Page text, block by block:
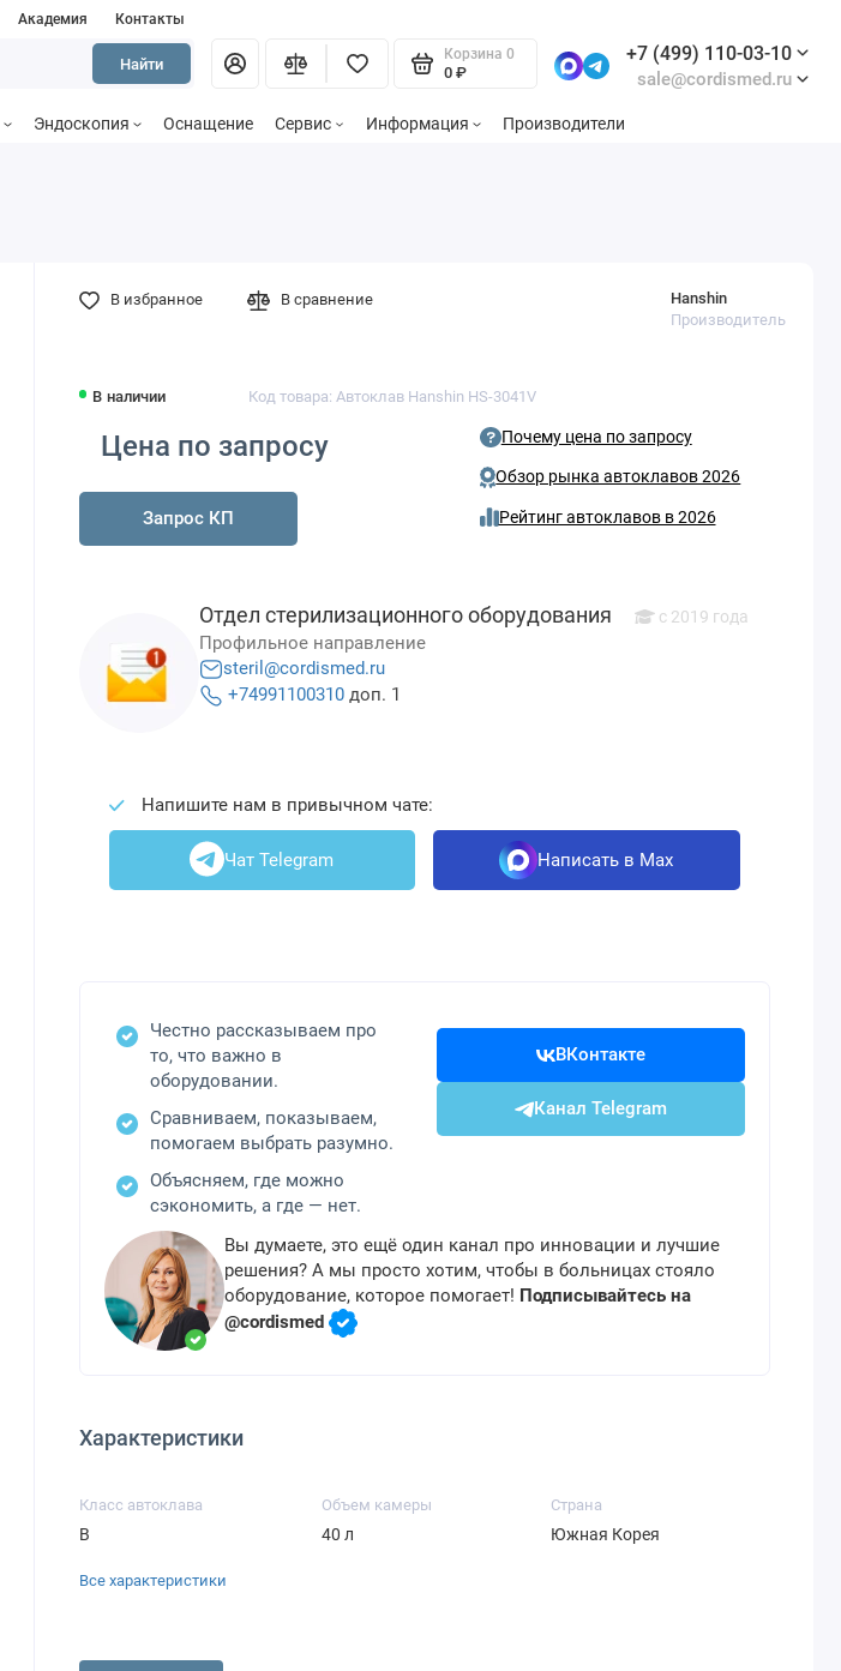
Академия Контакты
Найти
Корзина 0
0 ₽
+7 (499) 110-03-10
sale@cordismed.ru
Эндоскопия Оснащение Сервис Информация Производители
В наличии Код товара: Автоклав Hanshin HS-3041V
Hanshin
Производитель
Цена по запросу
Запрос КП
Почему цена по запросу
Обзор рынка автоклавов 2026
Рейтинг автоклавов в 2026
В избранное В сравнение
Отдел стерилизационного оборудования c 2019 года
Профильное направление
steril@cordismed.ru
+74991100310 доп. 1
Напишите нам в привычном чате:
Чат Telegram Написать в Max
Честно рассказываем про
то, что важно в
оборудовании.
Сравниваем, показываем,
помогаем выбрать разумно.
Объясняем, где можно
сэкономить, а где — нет.
ВКонтакте
Канал Telegram
Вы думаете, это ещё один канал про инновации и лучшие
решения? А мы просто хотим, чтобы в больницах стояло
оборудование, которое помогает! Подписывайтесь на
@cordismed
Характеристики
Класс автоклава
B
Объем камеры
40 л
Страна
Южная Корея
Все характеристики